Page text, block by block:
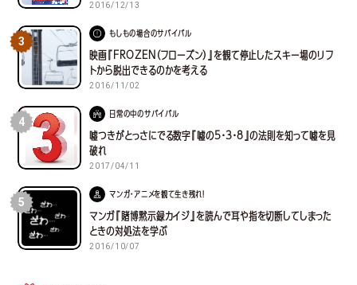
2016/12/13
3
もしもの場合のサバイバル
映画『FROZEN（フローズン）』を観て停止したスキー場のリフ
トから脱出できるのかを考える
2016/11/02
4
日常の中のサバイバル
嘘つきがとっさにでる数字『嘘の5・3・8』の法則を知って嘘を見
破れ
2017/04/11
5
マンガ・アニメを観て生き残れ！
マンガ『賭博黙示録カイジ』を読んで耳や指を切断してしまった
ときの対処法を学ぶ
2016/10/07